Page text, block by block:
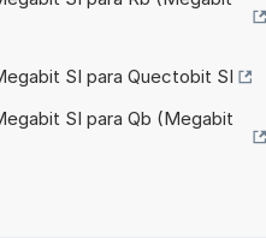
SI para Quectobit SI
SI para Qb (Megabit